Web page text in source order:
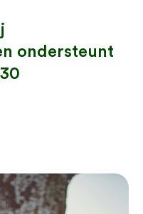
ondersteunt